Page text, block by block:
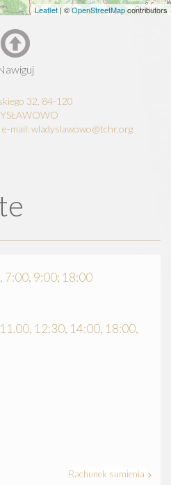
Leaflet | ©OpenStreetMapcontributors
32, 84-120
mail: wladyslawowo@tchr.org
7:00, 9:00; 18:00
12:30, 14:00, 18:00,
Rachunek sumienia